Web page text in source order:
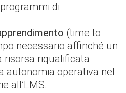
di
(time to
necessario affinché un
risorsa riqualificata
autonomia operativa nel
all’LMS.